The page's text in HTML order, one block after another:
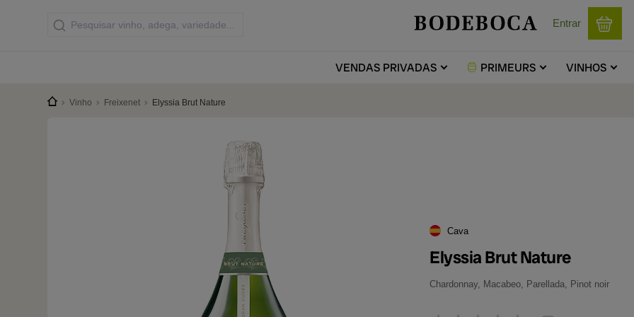
Entrar
VENDASPRIVADAS PRIMEURS VINHOS
Vinho Freixenet Elyssia Brut Nature
Cava
Elyssia Brut Nature
Chardonnay, Macabeo, Parellada, Pinot noir